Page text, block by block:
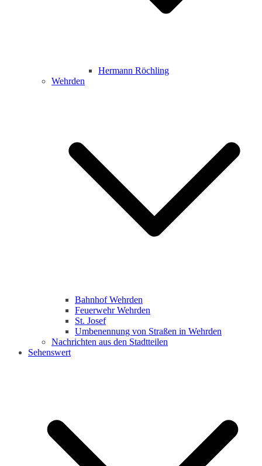
Hermann Röchling
Wehrden
Bahnhof Wehrden
Feuerwehr Wehrden
St. Josef
Umbenennung von Straßen in Wehrden
Nachrichten aus den Stadtteilen
Sehenswert